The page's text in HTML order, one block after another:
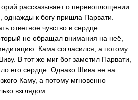
рассказывает о перевоплощении
однажды к богу пришла Парвати.
ответное чувство в сердце
не обращал внимания на неё,
Кама согласился, а потому
В тот же миг бог заметил Парвати,
его сердце. Однако Шива не на
Каму, а потому мгновенно
взглядом.